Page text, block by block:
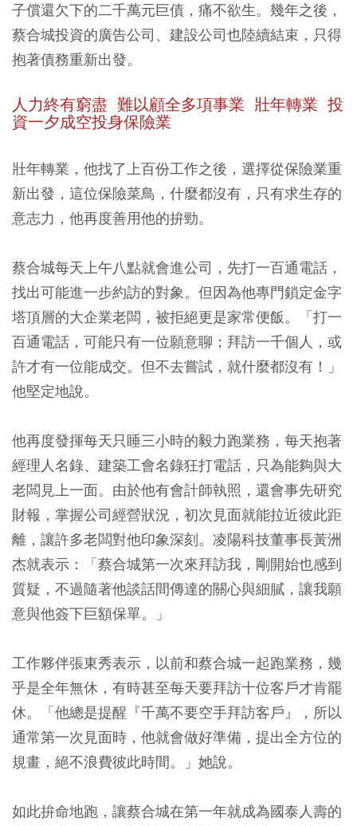
子償還欠下的二千萬元巨債，痛不欲生。幾年之後，
蔡合城投資的廣告公司、建設公司也陸續結束，只得
抱著債務重新出發。
人力終有窮盡 難以顧全多項事業 壯年轉業 投
資一夕成空投身保險業
壯年轉業，他找了上百份工作之後，選擇從保險業重
新出發，這位保險菜鳥，什麼都沒有，只有求生存的
意志力，他再度善用他的拚勁。
蔡合城每天上午八點就會進公司，先打一百通電話，
找出可能進一步約訪的對象。但因為他專門鎖定金字
塔頂層的大企業老闆，被拒絕更是家常便飯。「打一
百通電話，可能只有一位願意聊；拜訪一千個人，或
許才有一位能成交。但不去嘗試，就什麼都沒有！」
他堅定地說。
他再度發揮每天只睡三小時的毅力跑業務，每天抱著
經理人名錄、建築工會名錄狂打電話，只為能夠與大
老闆見上一面。由於他有會計師執照，還會事先研究
財報，掌握公司經營狀況，初次見面就能拉近彼此距
離，讓許多老闆對他印象深刻。凌陽科技董事長黃洲
杰就表示：「蔡合城第一次來拜訪我，剛開始也感到
質疑，不過隨著他談話間傳達的關心與細膩，讓我願
意與他簽下巨額保單。」
工作夥伴張東秀表示，以前和蔡合城一起跑業務，幾
乎是全年無休，有時甚至每天要拜訪十位客戶才肯罷
休。「他總是提醒『千萬不要空手拜訪客戶』，所以
通常第一次見面時，他就會做好準備，提出全方位的
規畫，絕不浪費彼此時間。」她說。
如此拚命地跑，讓蔡合城在第一年就成為國泰人壽的